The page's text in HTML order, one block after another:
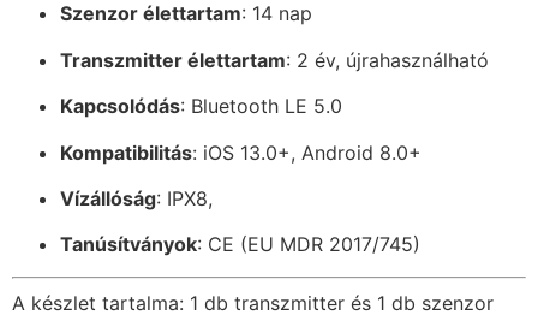
Szenzor élettartam: 14 nap
Transzmitter élettartam: 2 év, újrahasználható
Kapcsolódás: Bluetooth LE 5.0
Kompatibilitás: iOS 13.0+, Android 8.0+
Vízállóság: IPX8,
Tanúsítványok: CE (EU MDR 2017/745)
A készlet tartalma: 1 db transzmitter és 1 db szenzor